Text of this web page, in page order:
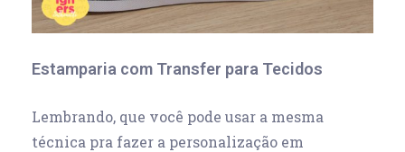
Estamparia com Transfer para Tecidos
Lembrando, que você pode usar a mesma
técnica pra fazer a personalização em